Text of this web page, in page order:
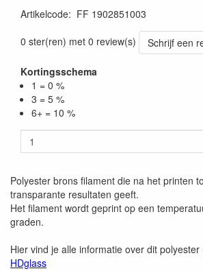
Artikelcode: FF 1902851003
0 ster(ren) met 0 review(s)
Schrijf een
Kortingsschema
1 = 0 %
3 = 5 %
6+ = 10 %
Polyester brons filament die na het printen
transparante resultaten geeft.
Het filament wordt geprint op een
graden.
Hier vind je alle informatie over dit
HDglass